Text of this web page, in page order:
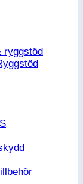
ryggstöd